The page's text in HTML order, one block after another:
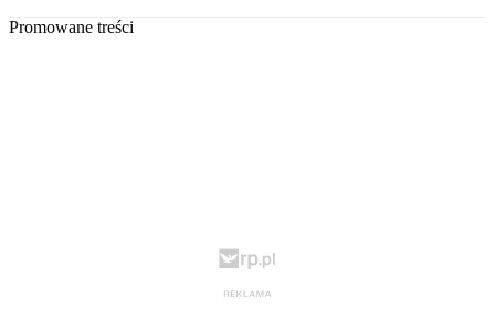
Promowane treści